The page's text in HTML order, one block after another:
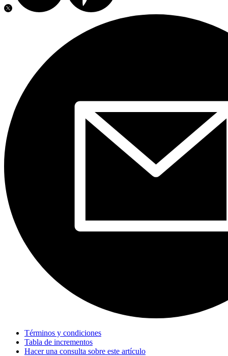
Términos y condiciones
Tabla de incrementos
Hacer una consulta sobre este artículo